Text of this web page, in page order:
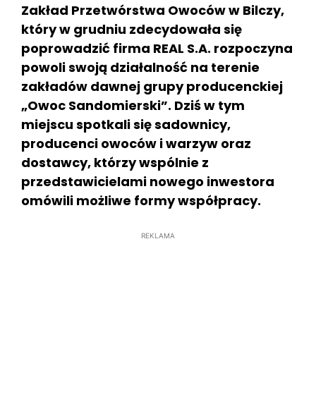
Zakład Przetwórstwa Owoców w Bilczy,
który w grudniu zdecydowała się
poprowadzić firma REAL S.A. rozpoczyna
powoli swoją działalność na terenie
zakładów dawnej grupy producenckiej
„Owoc Sandomierski”. Dziś w tym
miejscu spotkali się sadownicy,
producenci owoców i warzyw oraz
dostawcy, którzy wspólnie z
przedstawicielami nowego inwestora
omówili możliwe formy współpracy.
REKLAMA